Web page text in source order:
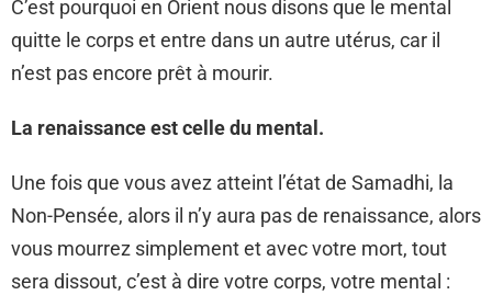
C’est pourquoi en Orient nous disons que le mental
quitte le corps et entre dans un autre utérus, car il
n’est pas encore prêt à mourir.
La renaissance est celle du mental.
Une fois que vous avez atteint l’état de Samadhi, la
Non-Pensée, alors il n’y aura pas de renaissance, alors
vous mourrez simplement et avec votre mort, tout
sera dissout, c’est à dire votre corps, votre mental :